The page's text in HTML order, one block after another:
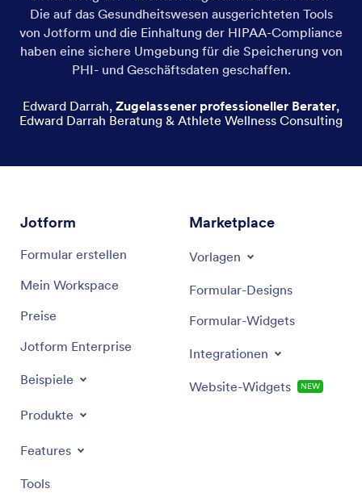
Die auf das Gesundheitswesen ausgerichteten Tools
von Jotform und die Einhaltung der HIPAA-Compliance
haben eine sichere Umgebung für die Speicherung von
PHI- und Geschäftsdaten geschaffen.
Edward Darrah, Zugelassener professioneller Berater,
Edward Darrah Beratung & Athlete Wellness Consulting
Jotform
Formular erstellen
Mein Workspace
Preise
Jotform Enterprise
Beispiele
Produkte
Features
Tools
Marketplace
Vorlagen
Formular-Designs
Formular-Widgets
Integrationen
Website-Widgets NEW